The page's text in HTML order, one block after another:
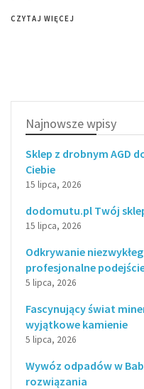
CZYTAJ WIĘCEJ
Najnowsze wpisy
Sklep z drobnym AGD
Ciebie
15 lipca, 2026
dodomutu.pl Twój
15 lipca, 2026
Odkrywanie
profesjonalne
5 lipca, 2026
Fascynujący świat
wyjątkowe kamienie
5 lipca, 2026
Wywóz odpadów w
rozwiązania